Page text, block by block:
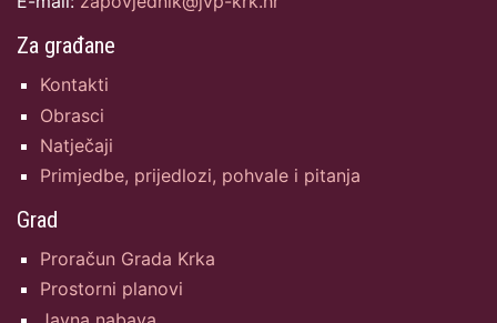
Za građane
Kontakti
Obrasci
Natječaji
Primjedbe, prijedlozi, pohvale i pitanja
Grad
Proračun Grada Krka
Prostorni planovi